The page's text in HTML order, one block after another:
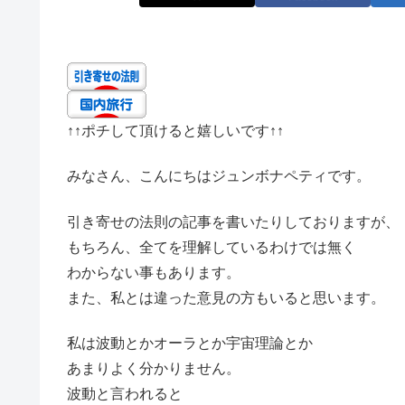
↑↑ポチして頂けると嬉しいです↑↑
みなさん、こんにちはジュンボナペティです。
引き寄せの法則の記事を書いたりしておりますが、
もちろん、全てを理解しているわけでは無く
わからない事もあります。
また、私とは違った意見の方もいると思います。
私は波動とかオーラとか宇宙理論とか
あまりよく分かりません。
波動と言われると